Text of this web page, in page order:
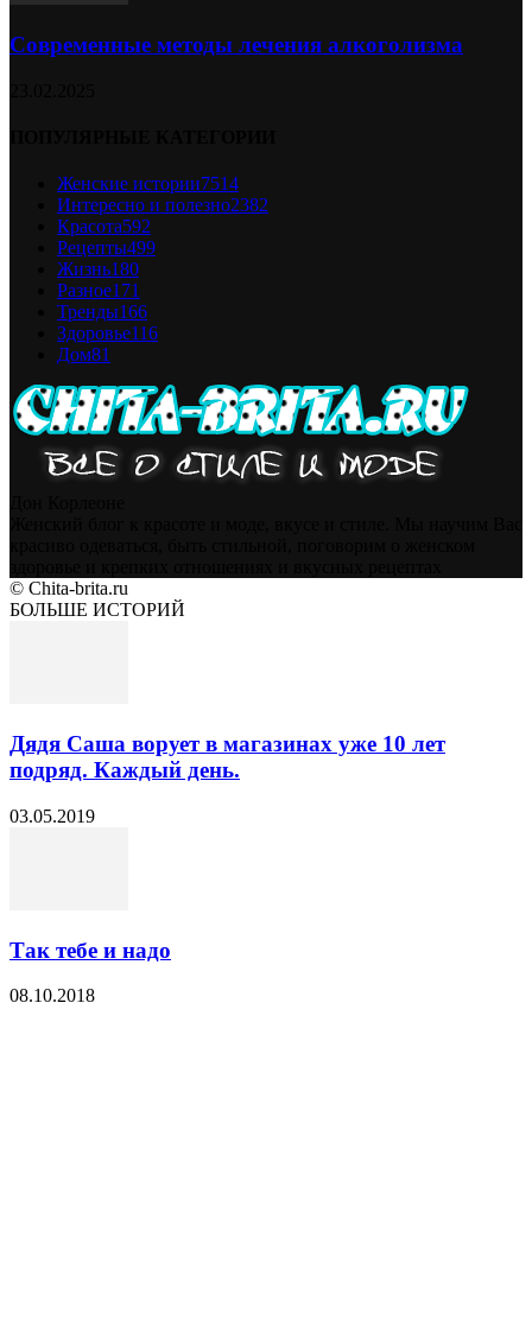
Современные методы лечения алкоголизма
Женские истории7514
Интересно и полезно2382
Красота592
Рецепты499
Жизнь180
Разное171
Тренды166
Здоровье116
Дом81
© Chita-brita.ru
БОЛЬШЕ ИСТОРИЙ
Дядя Саша ворует в магазинах уже 10 лет
подряд. Каждый день.
03.05.2019
Так тебе и надо
08.10.2018